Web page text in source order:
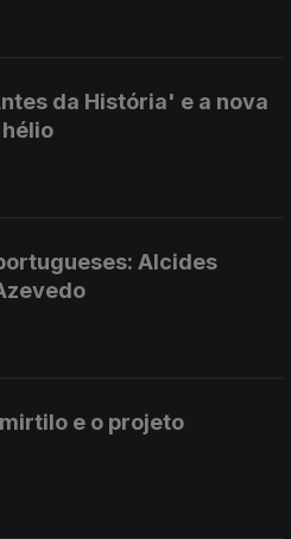
da História' e a nova
Alcides
e o projeto